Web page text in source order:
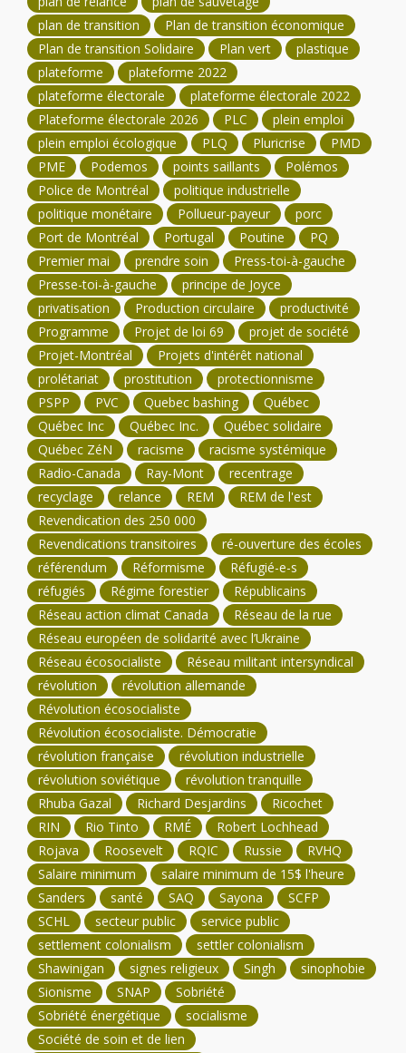
plan de transition
Plan de transition économique
Plan de transition Solidaire
Plan vert
plastique
plateforme
plateforme 2022
plateforme électorale
plateforme électorale 2022
Plateforme électorale 2026
PLC
plein emploi
plein emploi écologique
PLQ Pluricrise
PMD
PME
Podemos points saillants
Polémos
Police de Montréal
politique industrielle
politique monétaire
Pollueur-payeur
porc
Port de Montréal
Portugal Poutine
PQ
Premier mai
prendre soin
Press-toi-à-gauche
Presse-toi-à-gauche
principe de Joyce
privatisation
Production circulaire
productivité
Programme
Projet de loi 69
projet de société
Projet-Montréal
Projets d'intérêt national
prolétariat
prostitution
protectionnisme
PSPP
PVC Quebec bashing
Québec
Québec Inc
Québec Inc.
Québec solidaire
Québec ZéN
racisme
racisme systémique
Radio-Canada
Ray-Mont
recentrage
recyclage
relance REM
REM de l'est
Revendication des 250 000
Revendications transitoires
ré-ouverture des écoles
référendum
Réformisme
Réfugié-e-s
réfugiés
Régime forestier
Républicains
Réseau action climat Canada
Réseau de la rue
Réseau européen de solidarité avec l’Ukraine
Réseau écosocialiste
Réseau militant intersyndical
révolution
révolution allemande
Révolution écosocialiste
Révolution écosocialiste. Démocratie
révolution française
révolution industrielle
révolution soviétique
révolution tranquille
Rhuba Gazal
Richard Desjardins
Ricochet
RIN
Rio Tinto RMÉ
Robert Lochhead
Rojava
Roosevelt RQIC Russie
RVHQ
Salaire minimum
salaire minimum de 15$ l'heure
Sanders
santé SAQ Sayona
SCFP
SCHL
secteur public
service public
settlement colonialism
settler colonialism
Shawinigan
signes religieux Singh
sinophobie
Sionisme
SNAP
Sobriété
Sobriété énergétique
socialisme
Société de soin et de lien